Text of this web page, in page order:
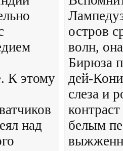
К этому
над
остров
волн,
Бирюза
дей-
слеза и
белым